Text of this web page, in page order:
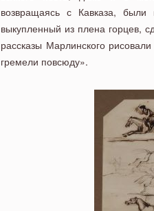
возвращаясь с Кавказа,
выкупленный из плена горцев,
рассказы Марлинского
гремели повсюду».